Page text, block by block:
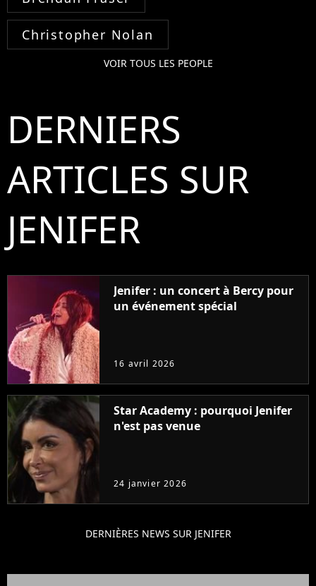
Christopher Nolan
VOIR TOUS LES PEOPLE
DERNIERS
ARTICLES SUR
JENIFER
Jenifer : un concert à Bercy pour
un événement spécial
16 avril 2026
Star Academy : pourquoi Jenifer
n'est pas venue
24 janvier 2026
DERNIÈRES NEWS SUR JENIFER